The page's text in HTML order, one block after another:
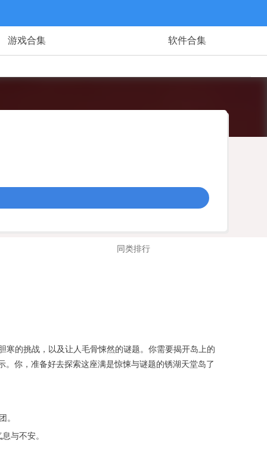
游戏合集 软件合集
同类排行
的挑战，以及让人毛骨悚然的谜题。你需要揭开岛上的
你，准备好去探索这座满是惊悚与谜题的锈湖天堂岛了
。
与不安。